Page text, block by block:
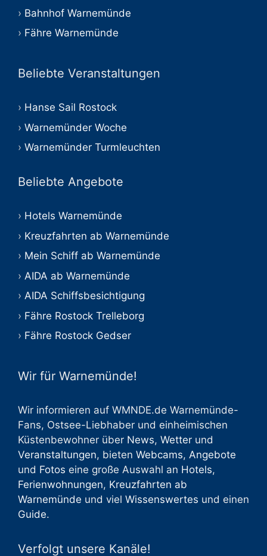
Bahnhof Warnemünde
Fähre Warnemünde
Beliebte Veranstaltungen
Hanse Sail Rostock
Warnemünder Woche
Warnemünder Turmleuchten
Beliebte Angebote
Hotels Warnemünde
Kreuzfahrten ab Warnemünde
Mein Schiff ab Warnemünde
AIDA ab Warnemünde
AIDA Schiffsbesichtigung
Fähre Rostock Trelleborg
Fähre Rostock Gedser
Wir für Warnemünde!
Wir informieren auf WMNDE.de Warnemünde-
Fans, Ostsee-Liebhaber und einheimischen
Küstenbewohner über News, Wetter und
Veranstaltungen, bieten Webcams, Angebote
und Fotos eine große Auswahl an Hotels,
Ferienwohnungen, Kreuzfahrten ab
Warnemünde und viel Wissenswertes und einen
Guide.
Verfolgt unsere Kanäle!